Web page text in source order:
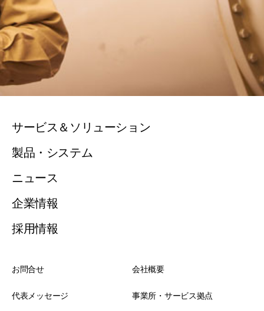
サービス＆ソリューション
製品・システム
ニュース
企業情報
採用情報
お問合せ 会社概要
代表メッセージ 事業所・サービス拠点